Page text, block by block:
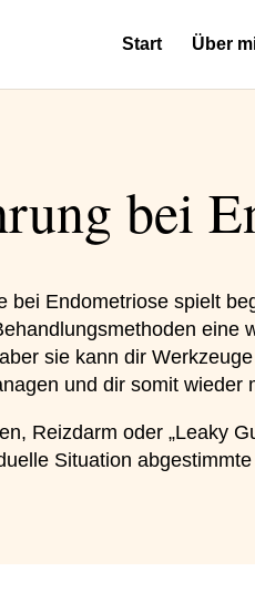
Start Über
bei
bei Endometriose spielt
eine
sie kann dir
und dir somit wieder
Reizdarm oder „Leaky
Situation